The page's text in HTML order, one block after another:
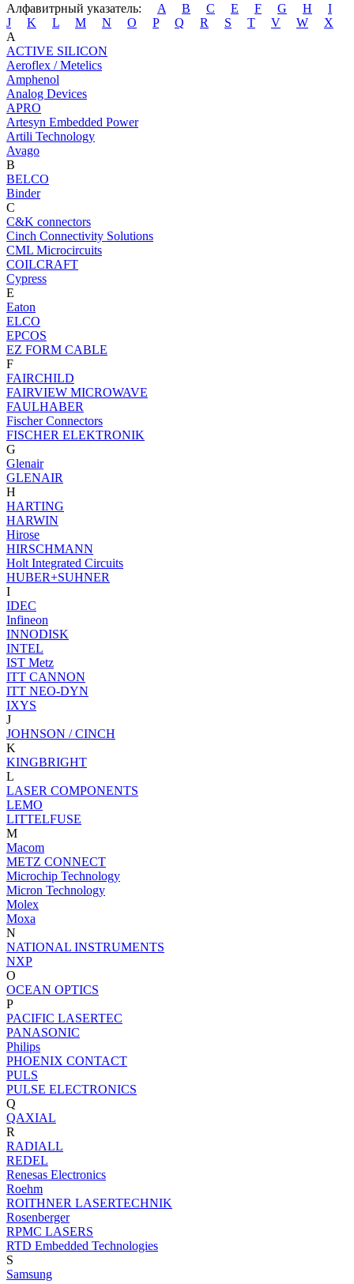
Алфавитрный указатель: A B C E F G H
I
J
K L M N O P Q R S T V W
X
A
ACTIVE SILICON
Aeroflex / Metelics
Amphenol
Analog Devices
APRO
Artesyn Embedded Power
Artili Technology
Avago
B
BELCO
Binder
C
C&K connectors
Cinch Connectivity Solutions
CML Microcircuits
COILCRAFT
Cypress
E
Eaton
ELCO
EPCOS
EZ FORM CABLE
F
FAIRCHILD
FAIRVIEW MICROWAVE
FAULHABER
Fischer Connectors
FISCHER ELEKTRONIK
G
Glenair
GLENAIR
H
HARTING
HARWIN
Hirose
HIRSCHMANN
Holt Integrated Circuits
HUBER+SUHNER
I
IDEC
Infineon
INNODISK
INTEL
IST Metz
ITT CANNON
ITT NEO-DYN
IXYS
J
JOHNSON / CINCH
K
KINGBRIGHT
L
LASER COMPONENTS
LEMO
LITTELFUSE
M
Macom
METZ CONNECT
Microchip Technology
Micron Technology
Molex
Moxa
N
NATIONAL INSTRUMENTS
NXP
O
OCEAN OPTICS
P
PACIFIC LASERTEC
PANASONIC
Philips
PHOENIX CONTACT
PULS
PULSE ELECTRONICS
Q
QAXIAL
R
RADIALL
REDEL
Renesas Electronics
Roehm
ROITHNER LASERTECHNIK
Rosenberger
RPMC LASERS
RTD Embedded Technologies
S
Samsung